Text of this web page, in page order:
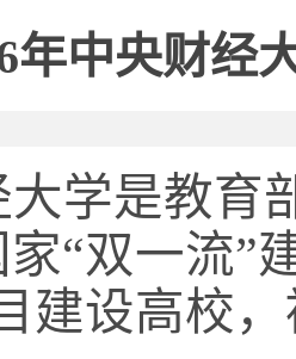
年中央财经
大学是教育
“双一流”
建设高校，